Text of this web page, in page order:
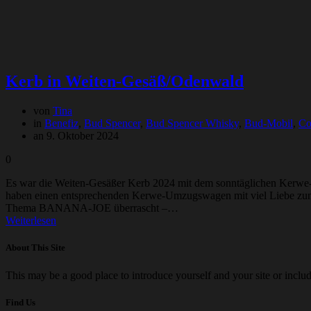
Kerb in Weiten-Gesäß/Odenwald
von Tina
in Benefiz, Bud Spencer, Bud Spencer Whisky, Bud-Mobil,
an 9. Oktober 2024
0
Es war die Weiten-Gesäßer Kerb 2024 mit dem sonntäglichen
haben einen entsprechenden Kerwe-Umzugswagen mit viel Liebe
Thema BANANA-JOE überrascht –…
Weiterlesen
About This Site
This may be a good place to introduce yourself and your site or
Find Us